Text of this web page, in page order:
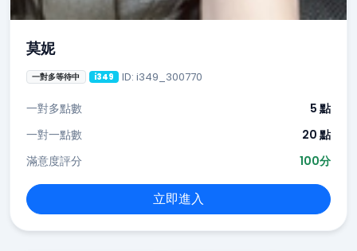
莫妮
一對多等待中 i349 ID: i349_300770
一對多點數
5 點
一對一點數
20 點
滿意度評分
100分
立即進入